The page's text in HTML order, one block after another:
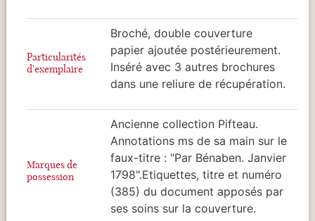
Particularités
d'exemplaire
Broché, double couverture
papier ajoutée postérieurement.
Inséré avec 3 autres brochures
dans une reliure de récupération.
Marques de
possession
Ancienne collection Pifteau.
Annotations ms de sa main sur le
faux-titre : "Par Bénaben. Janvier
1798".Etiquettes, titre et numéro
(385) du document apposés par
ses soins sur la couverture.